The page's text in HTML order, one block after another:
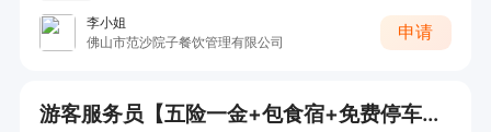
李小姐
佛山市范沙院子餐饮管理有限公司
申请
游客服务员【五险一金+包食宿+免费停车+技能证补贴+技术技能培训+高温补贴+环境优美+接受应届生】